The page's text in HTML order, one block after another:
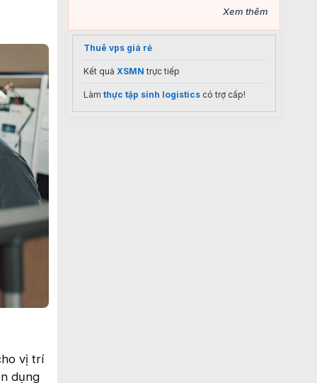
vị trí
dụng
Xem thêm
Thuê vps giá rẻ
Kết quả XSMN trực tiếp
Làm thực tập sinh logistics có trợ cấp!